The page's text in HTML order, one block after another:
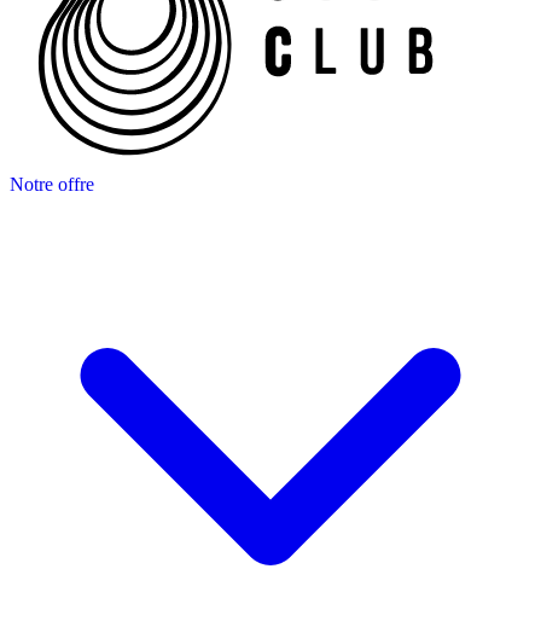
Notre offre